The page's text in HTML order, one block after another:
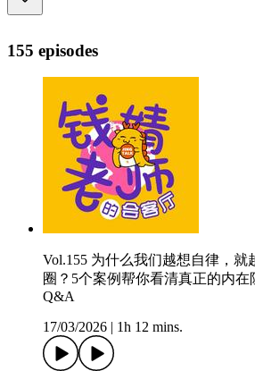
155 episodes
Vol.155 为什么我们越想自律，就
圈？5个案例帮你看清真正的内
Q&A
17/03/2026
1h 12 mins.